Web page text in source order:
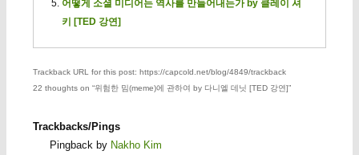
어떻게 소셜 미디어는 역사를 만들어내는가 by 클레이 셔
키 [TED 강연]
Trackback URL for this post: https://capcold.net/blog/4849/trackback
22 thoughts on “위험한 밈(meme)에 관하여 by 다니엘 데닛 [TED 강연]”
Trackbacks/Pings
Pingback by Nakho Kim